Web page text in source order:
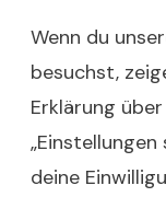
service
sonstiges
Wenn du
besuchst,
Erklärung
deine